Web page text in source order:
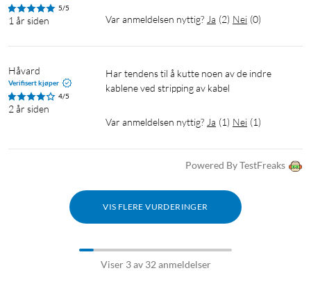
5/5
1 år siden Var anmeldelsen nyttig? Ja (2) Nei (0)
Håvard
Verifisert kjøper
4/5
2 år siden
Har tendens til å kutte noen av de indre
kablene ved stripping av kabel
Var anmeldelsen nyttig? Ja (1) Nei (1)
Powered By TestFreaks
VIS FLERE VURDERINGER
Viser 3 av 32 anmeldelser